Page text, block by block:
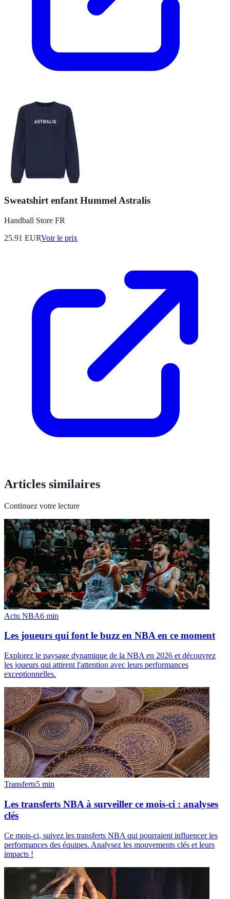
Sweatshirt enfant Hummel Astralis
Handball Store FR
25.91 EURVoir le prix
Articles similaires
Continuez votre lecture
Actu NBA6 min
Les joueurs qui font le buzz en NBA en ce moment
Explorez le paysage dynamique de la NBA en 2026 et découvrez
les joueurs qui attirent l'attention avec leurs performances
exceptionnelles.
Transferts5 min
Les transferts NBA à surveiller ce mois-ci : analyses
clés
Ce mois-ci, suivez les transferts NBA qui pourraient influencer les
performances des équipes. Analysez les mouvements clés et leurs
impacts !